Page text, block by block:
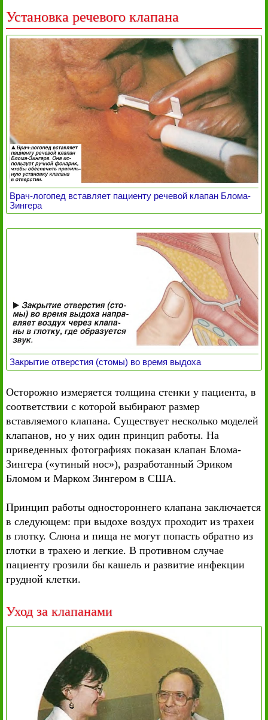
Установка речевого клапана
Врач-логопед вставляет пациенту речевой клапан Блома-
Зингера
Закрытие отверстия (стомы) во время выдоха
Осторожно измеряется толщина стенки у пациента, в
соответствии с которой выбирают размер
вставляемого клапана. Существует несколько моделей
клапанов, но у них один принцип работы. На
приведенных фотографиях показан клапан Блома-
Зингера («утиный нос»), разработанный Эриком
Бломом и Марком Зингером в США.
Принцип работы одностороннего клапана заключается
в следующем: при выдохе воздух проходит из трахеи
в глотку. Слюна и пища не могут попасть обратно из
глотки в трахею и легкие. В противном случае
пациенту грозили бы кашель и развитие инфекции
грудной клетки.
Уход за клапанами